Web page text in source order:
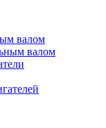
валом
валом